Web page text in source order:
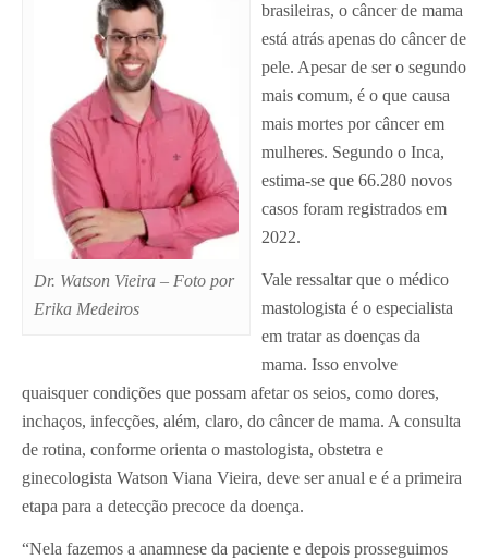
Dr. Watson Vieira – Foto por
Erika Medeiros
brasileiras, o câncer de mama
está atrás apenas do câncer de
pele. Apesar de ser o segundo
mais comum, é o que causa
mais mortes por câncer em
mulheres. Segundo o Inca,
estima-se que 66.280 novos
casos foram registrados em
2022.
Vale ressaltar que o médico
mastologista é o especialista
em tratar as doenças da
mama. Isso envolve
quaisquer condições que possam afetar os seios, como dores,
inchaços, infecções, além, claro, do câncer de mama. A consulta
de rotina, conforme orienta o mastologista, obstetra e
ginecologista Watson Viana Vieira, deve ser anual e é a primeira
etapa para a detecção precoce da doença.
“Nela fazemos a anamnese da paciente e depois prosseguimos